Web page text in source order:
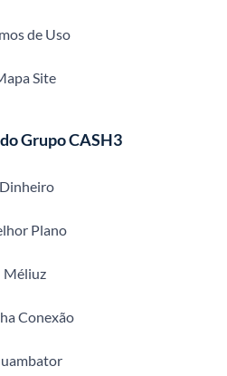
de Uso
Site
Grupo CASH3
Plano
Méliuz
Conexão